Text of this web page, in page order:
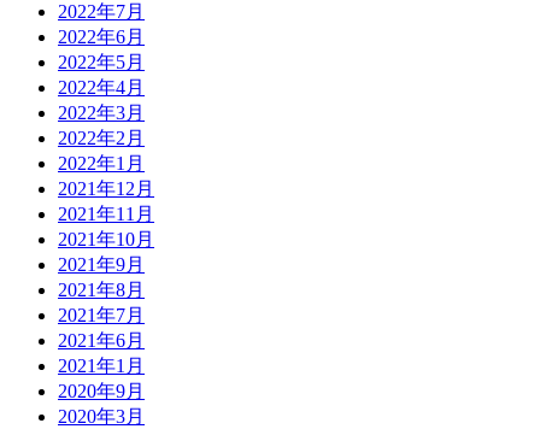
2022年7月
2022年6月
2022年5月
2022年4月
2022年3月
2022年2月
2022年1月
2021年12月
2021年11月
2021年10月
2021年9月
2021年8月
2021年7月
2021年6月
2021年1月
2020年9月
2020年3月